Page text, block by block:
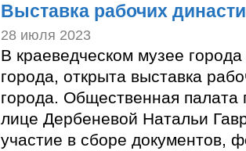
Выставка рабочих
28 июля 2023
В краеведческом музее
города, открыта выставка
города. Общественная палата
лице Дербеневой Натальи
участие в сборе документов,